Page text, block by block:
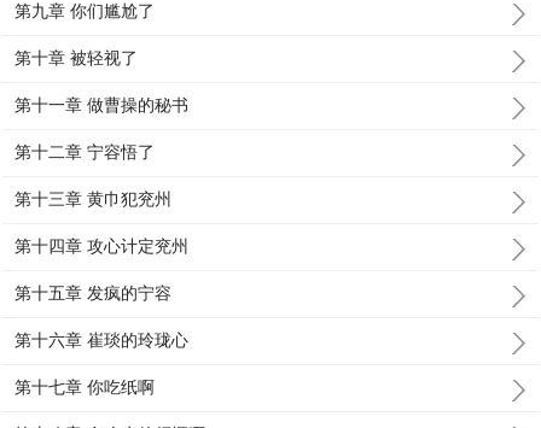
第九章 你们尴尬了
第十章 被轻视了
第十一章 做曹操的秘书
第十二章 宁容悟了
第十三章 黄巾犯兖州
第十四章 攻心计定兖州
第十五章 发疯的宁容
第十六章 崔琰的玲珑心
第十七章 你吃纸啊